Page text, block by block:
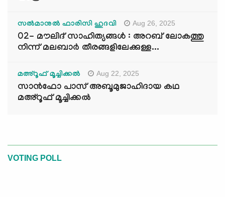
സൽമാനുൽ ഫാരിസി ഹുദവി Aug 26, 2025
02- മൗലിദ് സാഹിത്യങ്ങൾ : അറബ് ലോകത്തു
നിന്ന് മലബാർ തീരങ്ങളിലേക്കുള്ള...
മഅ്റൂഫ് മൂച്ചിക്കല്‍ Aug 22, 2025
സാൻഫോ പാസ് അബൂമുജാഹിദായ കഥ
മഅ്റൂഫ് മൂച്ചിക്കല്‍
VOTING POLL